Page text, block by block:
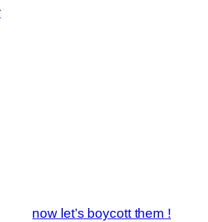
now let’s boycott them !